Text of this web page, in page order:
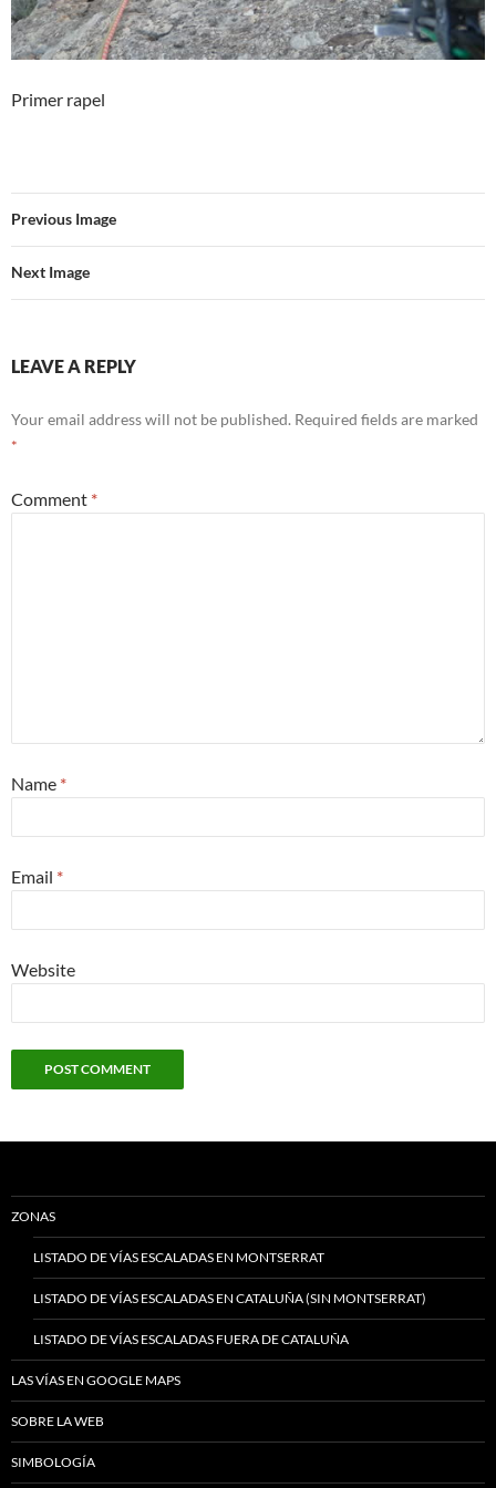
Primer rapel
Previous Image
Next Image
LEAVE A REPLY
Your email address will not be published. Required fields are marked
*
Comment *
Name *
Email *
Website
ZONAS
LISTADO DE VÍAS ESCALADAS EN MONTSERRAT
LISTADO DE VÍAS ESCALADAS EN CATALUÑA (SIN MONTSERRAT)
LISTADO DE VÍAS ESCALADAS FUERA DE CATALUÑA
LAS VÍAS EN GOOGLE MAPS
SOBRE LA WEB
SIMBOLOGÍA